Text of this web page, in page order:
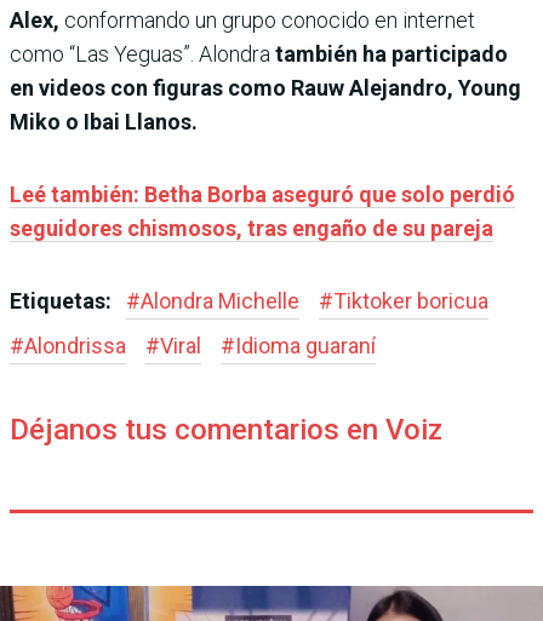
Alex, conformando un grupo conocido en internet
como “Las Yeguas”. Alondra también ha participado
en videos con figuras como Rauw Alejandro, Young
Miko o Ibai Llanos.
Leé también: Betha Borba aseguró que solo perdió
seguidores chismosos, tras engaño de su pareja
Etiquetas: #Alondra Michelle #Tiktoker boricua
#Alondrissa #Viral #Idioma guaraní
Déjanos tus comentarios en Voiz